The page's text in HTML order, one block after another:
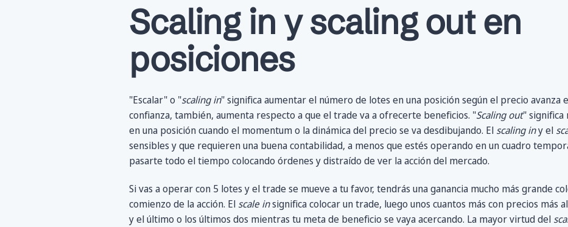
Scaling in y scaling out en
posiciones
"Escalar" o "scaling in" significa aumentar el número de lotes en una posición según el precio avanza
confianza, también, aumenta respecto a que el trade va a ofrecerte beneficios. "Scaling out" significa
en una posición cuando el momentum o la dinámica del precio se va desdibujando. El scaling iny el
sensibles y que requieren una buena contabilidad, a menos que estés operando en un cuadro
pasarte todo el tiempo colocando órdenes y distraído de ver la acción del mercado.
Si vas a operar con 5 lotes y el trade se mueve a tu favor, tendrás una ganancia mucho más grande
comienzo de la acción. El scale insignifica colocar un trade, luego unos cuantos más con precios más
y el último o los últimos dos mientras tu meta de beneficio se vaya acercando. La mayor virtud del